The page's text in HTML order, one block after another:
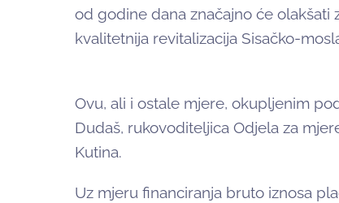
od godine dana značajno će olakšati
kvalitetnija revitalizacija Sisačko-
Ovu, ali i ostale mjere, okupljenim
Dudaš, rukovoditeljica Odjela za
Kutina.
Uz mjeru financiranja bruto iznosa